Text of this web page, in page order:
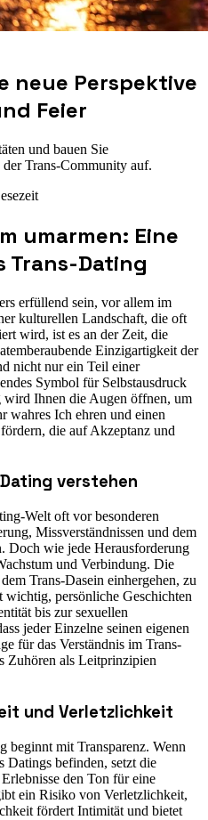
neue Perspektive
Feier
und bauen Sie
Trans-Community auf.
umarmen: Eine
Trans-Dating
erfüllend sein, vor allem im
kulturellen Landschaft, die oft
wird, ist es an der Zeit, die
Einzigartigkeit der
nicht nur ein Teil einer
Symbol für Selbstausdruck
Ihnen die Augen öffnen, um
wahres Ich ehren und einen
die auf Akzeptanz und
verstehen
Welt oft vor besonderen
Missverständnissen und dem
Doch wie jede Herausforderung
und Verbindung. Die
Trans-Dasein einhergehen, zu
wichtig, persönliche Geschichten
bis zur sexuellen
jeder Einzelne seinen eigenen
für das Verständnis im Trans-
Zuhören als Leitprinzipien
und Verletzlichkeit
beginnt mit Transparenz. Wenn
Datings befinden, setzt die
den Ton für eine
ein Risiko von Verletzlichkeit,
fördert Intimität und bietet